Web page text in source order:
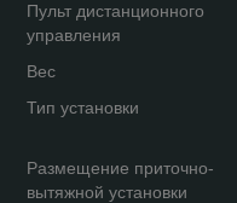
Пульт дистанционного
управления
Вес
Тип установки
Размещение приточно-
вытяжной установки